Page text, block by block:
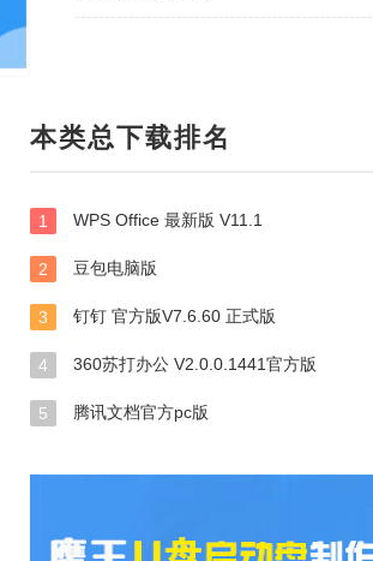
本类总下载排名
1 WPS Office 最新版 V11.1
2 豆包电脑版
3 钉钉 官方版V7.6.60 正式版
4 360苏打办公 V2.0.0.1441官方版
5 腾讯文档官方pc版